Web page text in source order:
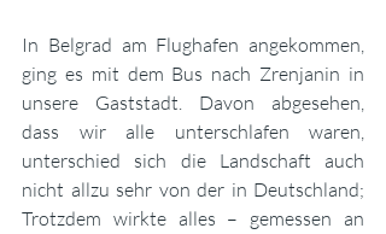
In Belgrad am Flughafen angekommen,
ging es mit dem Bus nach Zrenjanin in
unsere Gaststadt. Davon abgesehen,
dass wir alle unterschlafen waren,
unterschied sich die Landschaft auch
nicht allzu sehr von der in Deutschland;
Trotzdem wirkte alles – gemessen an